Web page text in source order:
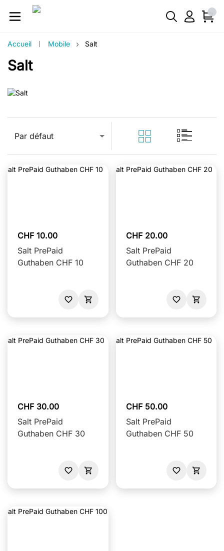
Accueil Mobile › Salt
Salt
Par défaut
CHF 10.00
Salt PrePaid
Guthaben CHF 10
CHF 20.00
Salt PrePaid
Guthaben CHF 20
CHF 30.00
Salt PrePaid
Guthaben CHF 30
CHF 50.00
Salt PrePaid
Guthaben CHF 50